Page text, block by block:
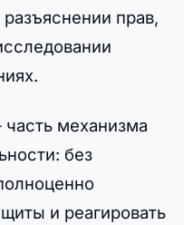
прав,
механизма
без
и реагировать